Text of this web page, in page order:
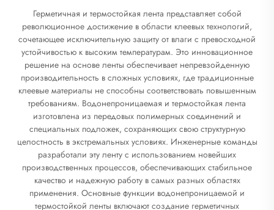
Герметичная и термостойкая лента представляет собой
революционное достижение в области клеевых технологий,
сочетающее исключительную защиту от влаги с превосходной
устойчивостью к высоким температурам. Это инновационное
решение на основе ленты обеспечивает непревзойденную
производительность в сложных условиях, где традиционные
клеевые материалы не способны соответствовать повышенным
требованиям. Водонепроницаемая и термостойкая лента
изготовлена из передовых полимерных соединений и
специальных подложек, сохраняющих свою структурную
целостность в экстремальных условиях. Инженерные команды
разработали эту ленту с использованием новейших
производственных процессов, обеспечивающих стабильное
качество и надежную работу в самых разных областях
применения. Основные функции водонепроницаемой и
термостойкой ленты включают создание герметичных